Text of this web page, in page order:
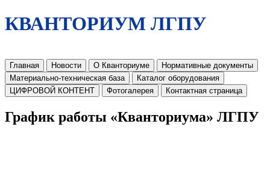
КВАНТОРИУМ ЛГПУ
Главная Новости О Кванториуме
Нормативные документы
Материально-техническая база
Каталог оборудования
ЦИФРОВОЙ КОНТЕНТ
Фотогалерея Контактная страница
График работы «Кванториума» ЛГПУ